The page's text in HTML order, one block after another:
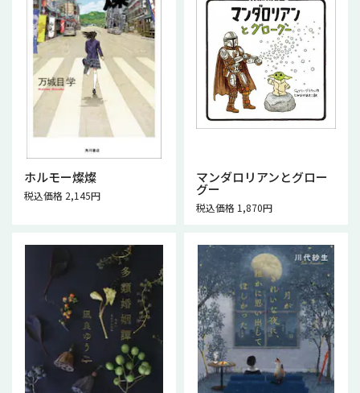
ホルモー燦燦
税込価格 2,145円
マンダロリアンとグロー
グー
税込価格 1,870円